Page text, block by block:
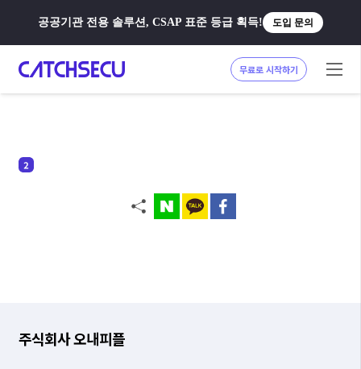
공공기관 전용 솔루션, CSAP 표준 등급 획득! 도입 문의
무료로 시작하기
주식회사 오내피플